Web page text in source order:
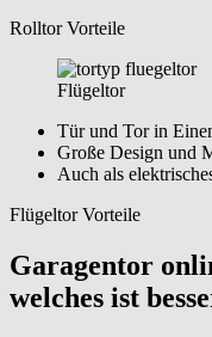
Rolltor Vorteile
Flügeltor
Tür und Tor in
Große Design und
Auch als
Flügeltor Vorteile
Garagentor
welches ist